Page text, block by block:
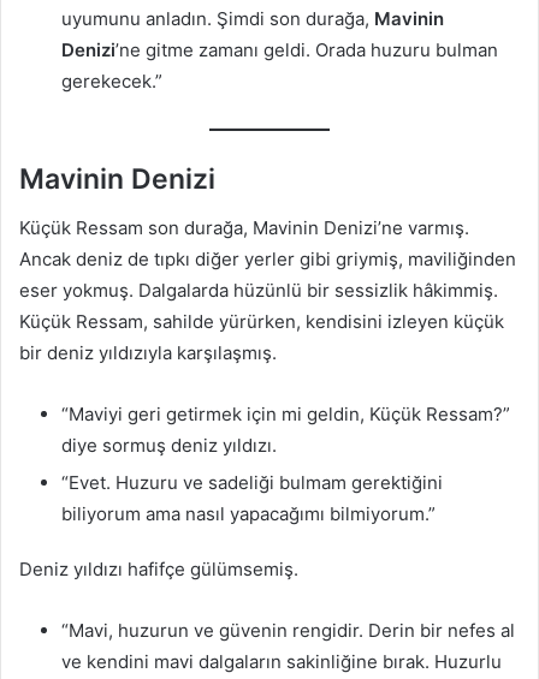
uyumunu anladın. Şimdi son durağa, Mavinin
Denizi’ne gitme zamanı geldi. Orada huzuru bulman
gerekecek.”
Mavinin Denizi
Küçük Ressam son durağa, Mavinin Denizi’ne varmış.
Ancak deniz de tıpkı diğer yerler gibi griymiş, maviliğinden
eser yokmuş. Dalgalarda hüzünlü bir sessizlik hâkimmiş.
Küçük Ressam, sahilde yürürken, kendisini izleyen küçük
bir deniz yıldızıyla karşılaşmış.
“Maviyi geri getirmek için mi geldin, Küçük Ressam?”
diye sormuş deniz yıldızı.
“Evet. Huzuru ve sadeliği bulmam gerektiğini
biliyorum ama nasıl yapacağımı bilmiyorum.”
Deniz yıldızı hafifçe gülümsemiş.
“Mavi, huzurun ve güvenin rengidir. Derin bir nefes al
ve kendini mavi dalgaların sakinliğine bırak. Huzurlu